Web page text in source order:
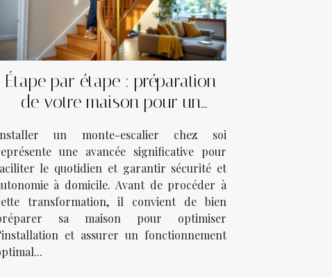
Étape par étape : préparation
de votre maison pour un
un monte-escalier chez soi
une avancée significative pour
le quotidien et garantir sécurité et
à domicile. Avant de procéder à
transformation, il convient de bien
sa maison pour optimiser
et assurer un fonctionnement